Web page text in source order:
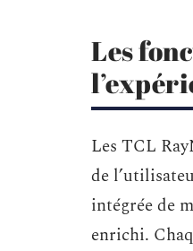
Les
Les TCL
de
intégrée de
enrichi.